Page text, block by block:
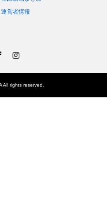
運営者情報
All rights reserved.